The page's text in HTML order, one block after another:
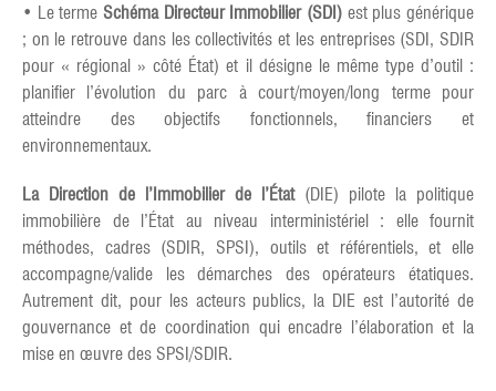
• Le terme Schéma Directeur Immobilier (SDI) est plus générique
; on le retrouve dans les collectivités et les entreprises (SDI, SDIR
pour « régional » côté État) et il désigne le même type d’outil :
planifier l’évolution du parc à court/moyen/long terme pour
atteindre des objectifs fonctionnels, financiers et
environnementaux.
La Direction de l’Immobilier de l’État(DIE) pilote la politique
immobilière de l’État au niveau interministériel : elle fournit
méthodes, cadres (SDIR, SPSI), outils et référentiels, et elle
accompagne/valide les démarches des opérateurs étatiques.
Autrement dit, pour les acteurs publics, la DIE est l’autorité de
gouvernance et de coordination qui encadre l’élaboration et la
mise en œuvre des SPSI/SDIR.